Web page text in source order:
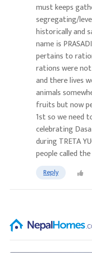
must keeps
segregating/
historically and
name is
pertains to
rations were
and there lives
animals
fruits but now
1st so we need
celebrating
during TRETA
people called
Reply